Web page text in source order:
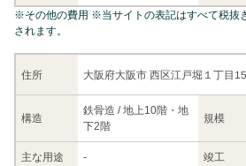
住所 大阪府大阪市 西区江戸堀１丁目
構造
鉄骨造 / 地上10階・地
下2階
規模
主な用途 - 竣工
※その他の費用 ※当サイトの表記はすべて税抜
されます。